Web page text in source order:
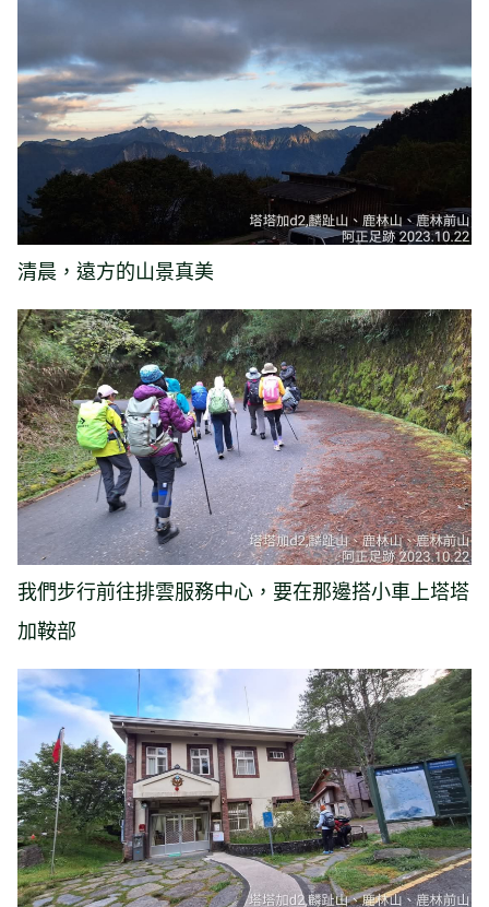
清晨，遠方的山景真美
我們步行前往排雲服務中心，要在那邊搭小車上塔塔
加鞍部